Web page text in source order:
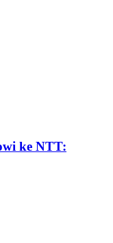
ke NTT: